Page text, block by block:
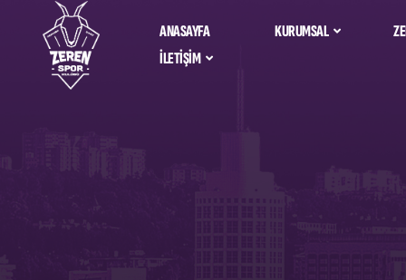
ANASAYFA KURUMSAL
İLETIŞIM